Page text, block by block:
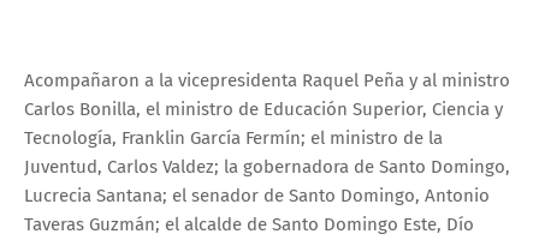
Acompañaron a la vicepresidenta Raquel Peña y al ministro
Carlos Bonilla, el ministro de Educación Superior, Ciencia y
Tecnología, Franklin García Fermín; el ministro de la
Juventud, Carlos Valdez; la gobernadora de Santo Domingo,
Lucrecia Santana; el senador de Santo Domingo, Antonio
Taveras Guzmán; el alcalde de Santo Domingo Este, Dío